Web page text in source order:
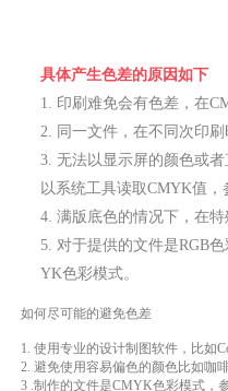
具体产生色差的原因如下
1. 印刷难免会有色差，在
2. 同一文件，在不同次印
3. 无法以显示屏的颜色或
以系统工具读取CMYK值
4. 满版底色的情况下，在
5. 对于提供的文件是RGB
YK色彩模式。
如何尽可能的避免色差
1. 使用专业的设计制图软件，比如
2. 避免使用容易偏色的颜色比如咖
3 .制作的文件是CMYK色彩模式，